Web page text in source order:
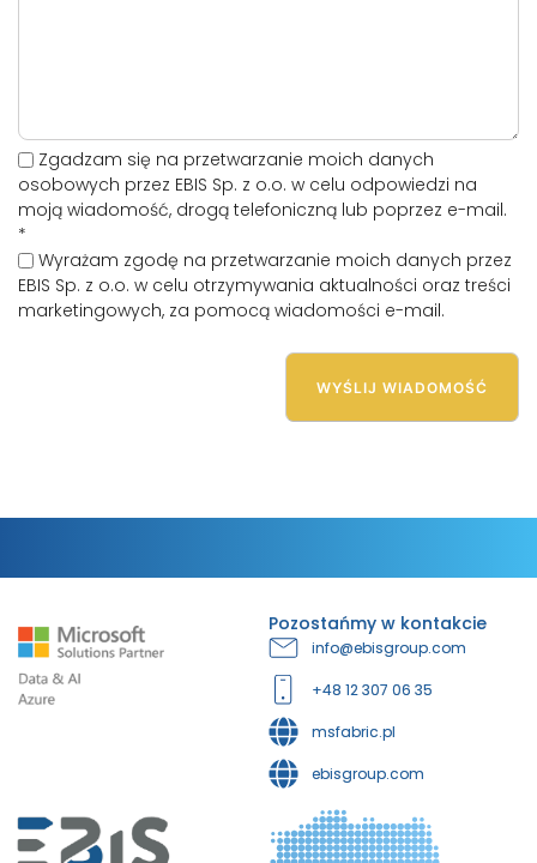
Zgadzam się na przetwarzanie moich danych
osobowych przez EBIS Sp. z o.o. w celu odpowiedzi na
moją wiadomość, drogą telefoniczną lub poprzez e-mail.
*
Wyrażam zgodę na przetwarzanie moich danych przez
EBIS Sp. z o.o. w celu otrzymywania aktualności oraz treści
marketingowych, za pomocą wiadomości e-mail.
Pozostańmy w kontakcie
info@ebisgroup.com
+48 12 307 06 35
msfabric.pl
ebisgroup.com